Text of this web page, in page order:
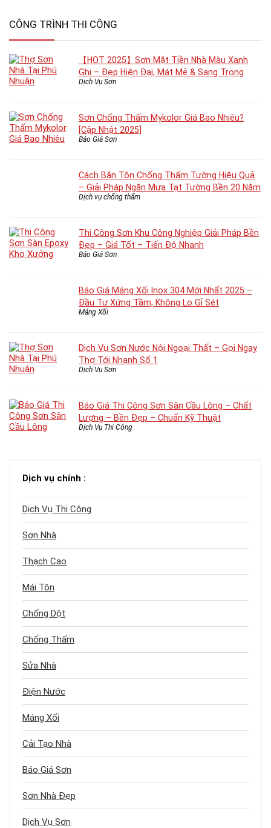
CÔNG TRÌNH THI CÔNG
【HOT 2025】Sơn Mặt Tiền Nhà Màu Xanh
Ghi – Đẹp Hiện Đại, Mát Mẻ & Sang Trọng
Dịch Vụ Sơn
Sơn Chống Thấm Mykolor Giá Bao Nhiêu?
[Cập Nhật 2025]
Báo Giá Sơn
Cách Bắn Tôn Chống Thấm Tường Hiệu Quả
– Giải Pháp Ngăn Mưa Tạt Tường Bền 20 Năm
Dịch vụ chống thấm
Thi Công Sơn Khu Công Nghiệp Giải Pháp Bền
Đẹp – Giá Tốt – Tiến Độ Nhanh
Báo Giá Sơn
Báo Giá Máng Xối Inox 304 Mới Nhất 2025 –
Đầu Tư Xứng Tầm, Không Lo Gỉ Sét
Máng Xối
Dịch Vụ Sơn Nước Nội Ngoại Thất – Gọi Ngay
Thợ Tới Nhanh Số 1
Dịch Vụ Sơn
Báo Giá Thi Công Sơn Sân Cầu Lông – Chất
Lượng – Bền Đẹp – Chuẩn Kỹ Thuật
Dịch Vụ Thi Công
Dịch vụ chính :
Dịch Vụ Thi Công
Sơn Nhà
Thạch Cao
Mái Tôn
Chống Dột
Chống Thấm
Sửa Nhà
Điện Nước
Máng Xối
Cải Tạo Nhà
Báo Giá Sơn
Sơn Nhà Đẹp
Dịch Vụ Sơn